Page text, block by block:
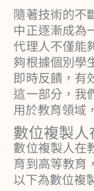
隨著技術的不
中正逐漸成為
代理人不僅能
夠根據個別學
即時反饋，有
這一部分，我
用於教育領域
數位複製
數位複製人在
育到高等教育
以下為數位複